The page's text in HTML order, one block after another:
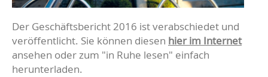
Der Geschäftsbericht 2016 ist verabschiedet und
veröffentlicht. Sie können diesen hier im Internet
ansehen oder zum "in Ruhe lesen" einfach
herunterladen.